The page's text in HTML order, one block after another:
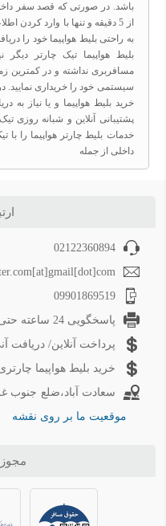
باشد. در صورتی که قصد سفر
از 5 دقیقه و تنها با وارد
به راحتی بلیط هواپیما خود را
بلیط هواپیما تیک چارتر
مسافربری نداشته و در کمترین
سیستمی خود را خریداری
خرید بلیط هواپیما و یا نیاز به
پشتیبانی آنلاین و شبانه روزی
خدمات بلیط چارتر هواپیما را با
داخلی از جمله
02122360894
09901869519
پاسخگویی 24 ساعته حتی ایام تعطیل
پرداخت آنلاین/ دریافت
خرید بلیط هواپیما
موقعیت ما بر روی نقشه